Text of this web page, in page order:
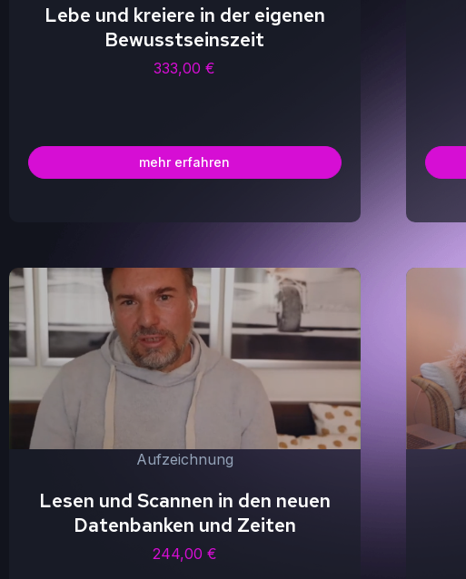
Lebe und kreiere in der eigenen
Bewusstseinszeit
333,00€
mehr erfahren
Aufzeichnung
Lesen und Scannen in den neuen
Datenbanken und Zeiten
244,00 €